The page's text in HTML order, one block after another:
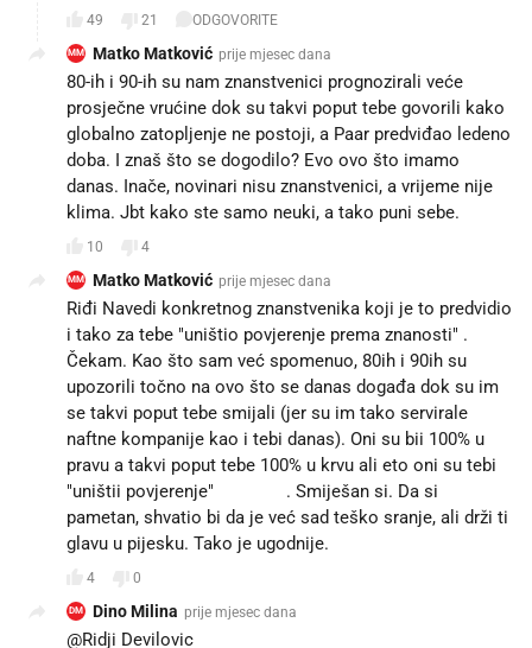
49 21 ODGOVORITE
MM Matko Matković prije mjesec dana
80-ih i 90-ih su nam znanstvenici prognozirali veće
prosječne vrućine dok su takvi poput tebe govorili kako
globalno zatopljenje ne postoji, a Paar predviđao ledeno
doba. I znaš što se dogodilo? Evo ovo što imamo
danas. Inače, novinari nisu znanstvenici, a vrijeme nije
klima. Jbt kako ste samo neuki, a tako puni sebe.
10 4
MM Matko Matković prije mjesec dana
Riđi Navedi konkretnog znanstvenika koji je to predvidio
i tako za tebe "uništio povjerenje prema znanosti" .
Čekam. Kao što sam već spomenuo, 80ih i 90ih su
upozorili točno na ovo što se danas događa dok su im
se takvi poput tebe smijali (jer su im tako servirale
naftne kompanije kao i tebi danas). Oni su bii 100% u
pravu a takvi poput tebe 100% u krvu ali eto oni su tebi
"uništii povjerenje" 🤡🤡🤡. Smiješan si. Da si
pametan, shvatio bi da je već sad teško sranje, ali drži ti
glavu u pijesku. Tako je ugodnije.
4 0
DM Dino Milina prije mjesec dana
@Ridji Devilovic